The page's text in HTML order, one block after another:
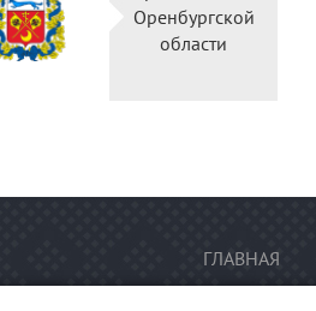
Оренбургской
области
ГЛАВНАЯ